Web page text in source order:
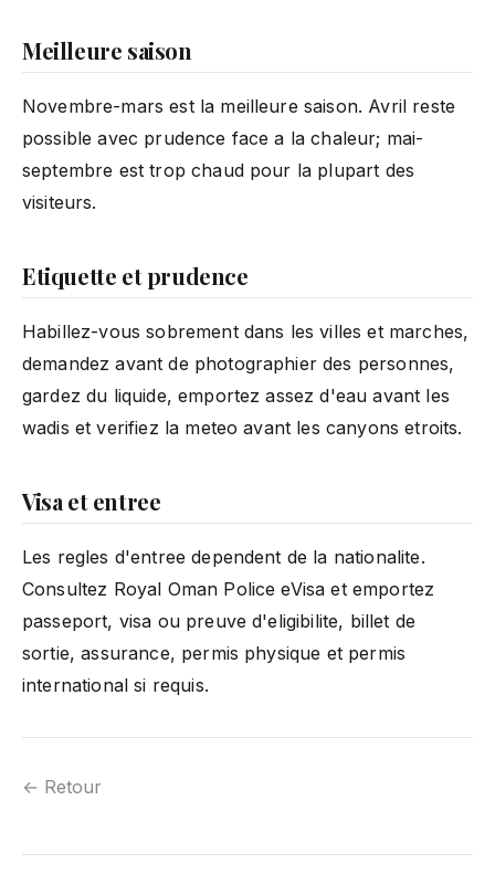
Meilleure saison
Novembre-mars est la meilleure saison. Avril reste
possible avec prudence face a la chaleur; mai-
septembre est trop chaud pour la plupart des
visiteurs.
Etiquette et prudence
Habillez-vous sobrement dans les villes et marches,
demandez avant de photographier des personnes,
gardez du liquide, emportez assez d'eau avant les
wadis et verifiez la meteo avant les canyons etroits.
Visa et entree
Les regles d'entree dependent de la nationalite.
Consultez Royal Oman Police eVisa et emportez
passeport, visa ou preuve d'eligibilite, billet de
sortie, assurance, permis physique et permis
international si requis.
← Retour